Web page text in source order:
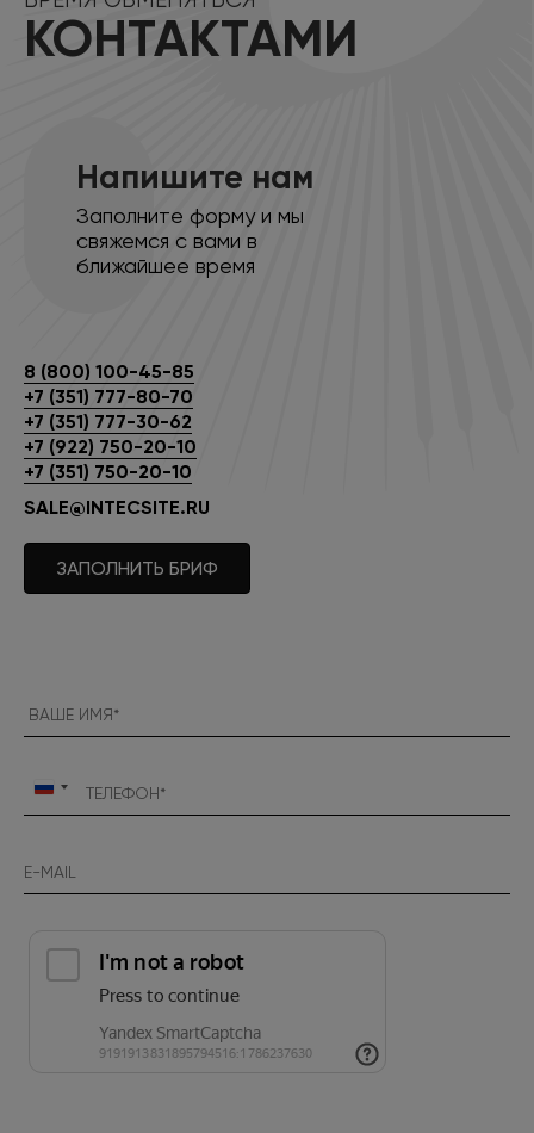
КОНТАКТАМИ
Напишите нам
Заполните форму и мы
свяжемся с вами в
ближайшее время
8 (800) 100-45-85
+7 (351) 777-80-70
+7 (351) 777-30-62
+7 (922) 750-20-10
+7 (351) 750-20-10
SALE@INTECSITE.RU
ЗАПОЛНИТЬ БРИФ
Россия